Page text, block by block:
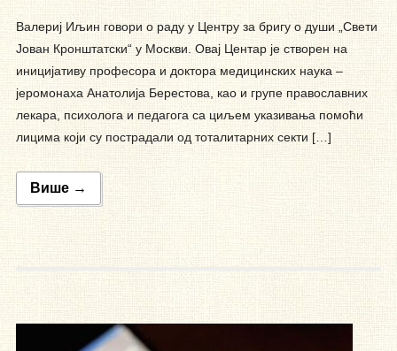
Валериј Иљин говори о раду у Центру за бригу о души „Свети
Јован Кронштатски“ у Москви. Овај Центар је створен на
иницијативу професора и доктора медицинских наука –
јеромонаха Анатолија Берестова, као и групе православних
лекара, психолога и педагога са циљем указивања помоћи
лицима који су пострадали од тоталитарних секти […]
Више →